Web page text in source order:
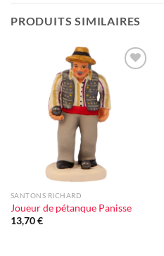
PRODUITS SIMILAIRES
SANTONS RICHARD
Joueur de pétanque Panisse
13,70€